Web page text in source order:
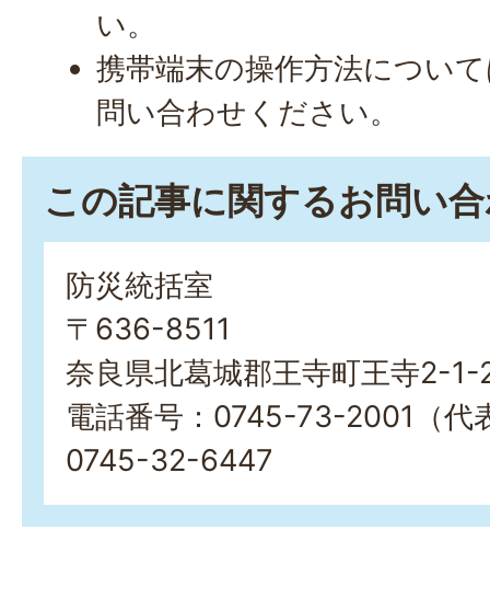
い。
携帯端末の操作方法につい
問い合わせください。
この記事に関するお問い
防災統括室
〒636-8511
奈良県北葛城郡王寺町王寺2-
電話番号：0745-73-2001（代
0745-32-6447